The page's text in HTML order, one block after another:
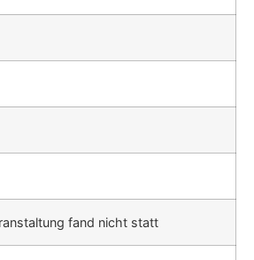
fand nicht statt